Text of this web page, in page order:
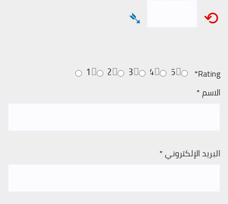
⟲
➴
Rating
*
5
4
3
2
1
الاسم*
البريد الإلكتروني*